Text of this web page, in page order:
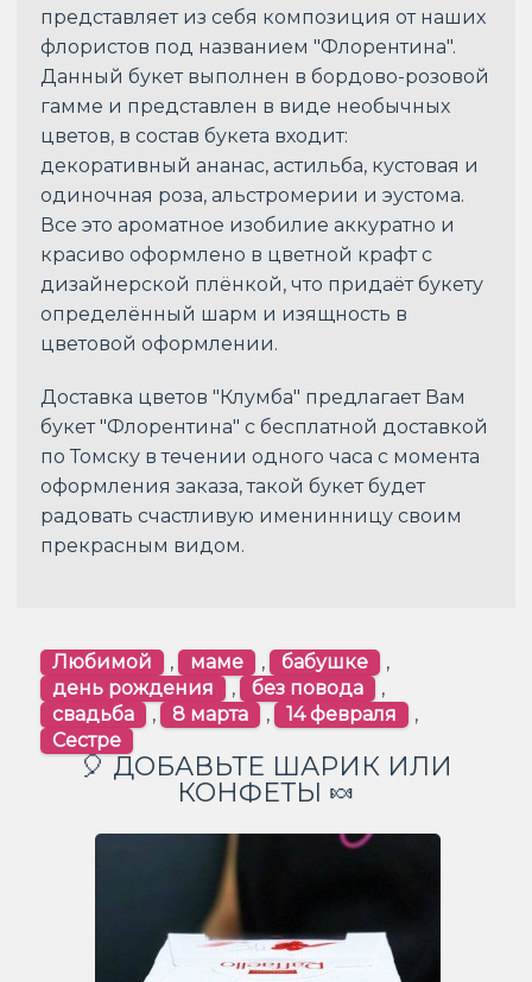
представляет из себя композиция от наших
флористов под названием "Флорентина".
Данный букет выполнен в бордово-розовой
гамме и представлен в виде необычных
цветов, в состав букета входит:
декоративный ананас, астильба, кустовая и
одиночная роза, альстромерии и эустома.
Все это ароматное изобилие аккуратно и
красиво оформлено в цветной крафт с
дизайнерской плёнкой, что придаёт букету
определённый шарм и изящность в
цветовой оформлении.
Доставка цветов "Клумба" предлагает Вам
букет "Флорентина" с бесплатной доставкой
по Томску в течении одного часа с момента
оформления заказа, такой букет будет
радовать счастливую именинницу своим
прекрасным видом.
Любимой , маме , бабушке
,
день рождения
, без повода
,
свадьба
, 8 марта , 14 февраля
,
Сестре
🎈 ДОБАВЬТЕ ШАРИК ИЛИ
КОНФЕТЫ 🍬